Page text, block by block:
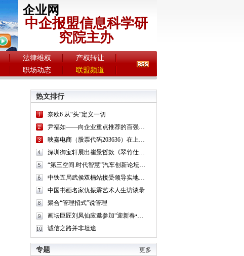
企业网
中企报盟信息科学研
究院主办
法律维权
产权转让
职场动态 联盟频道
热文排行
奈欧6 从“头”定义一切
尹福如——向企业重点推荐的百强书画名家
映嘉电商（股票代码203636）在上海股交中心挂牌上市
深圳御宝轩展出崔景哲款《翠竹仕女图》立轴
“第三空间.时代智慧”汽车创新论坛—一场穿越第三空间的智慧之旅
中铁五局武侯双楠站接受领导实地考察观摩
中国书画名家仇振霖艺术人生访谈录
聚合“管理招式”说管理
画坛巨匠刘凤仙应邀参加“迎新春•我和京津书画家一起做公益”书画展
诚信之路并非坦途
更多
专题